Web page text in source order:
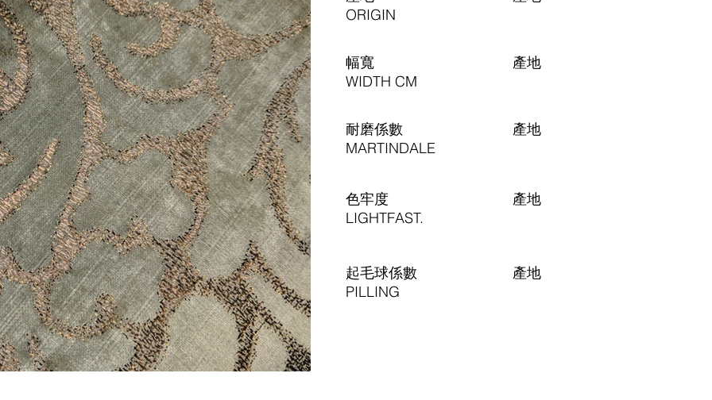
ORIGIN
​幅寬
WIDTH CM
耐磨係數
MARTINDALE
色牢度
LIGHTFAST.
起毛球係數
PILLING
​產地
​產地
​產地
​產地